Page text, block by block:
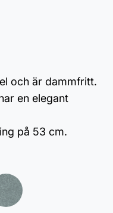
och är dammfritt.
en elegant
på 53 cm.